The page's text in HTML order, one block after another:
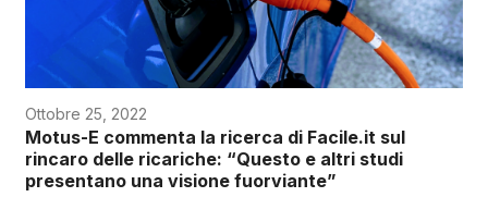
Ottobre 25, 2022
Motus-E commenta la ricerca di Facile.it sul
rincaro delle ricariche: “Questo e altri studi
presentano una visione fuorviante”